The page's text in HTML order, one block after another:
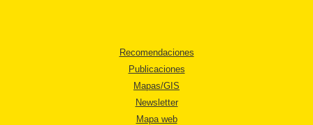
Recomendaciones
Publicaciones
Mapas/GIS
Newsletter
Mapa web